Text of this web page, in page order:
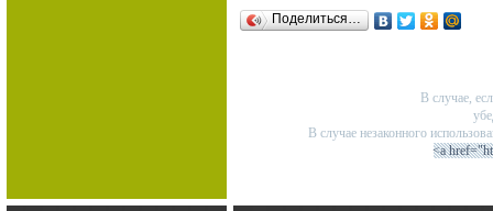
Поделиться…
В случае,
В случае незаконного
<a